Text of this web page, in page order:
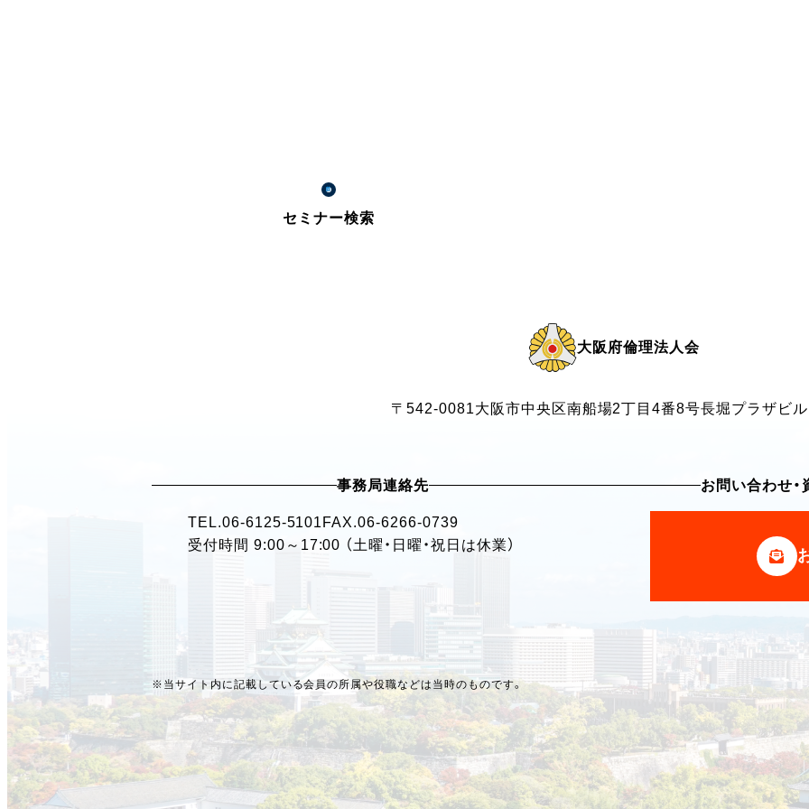
セミナー検索
大阪府倫理法人会
〒542-0081大阪市中央区南船場2丁目4番8号長堀プラザビ
事務局連絡先
TEL.06-6125-5101 FAX.06-6266-0739
受付時間 9:00～17:00 （土曜・日曜・祝日は休業）
お問い合わせ・
※当サイト内に記載している会員の所属や役職などは当時のものです。